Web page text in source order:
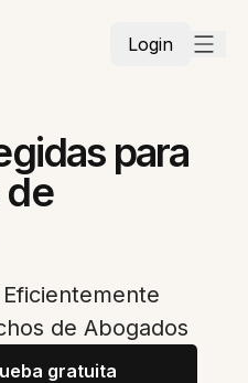
Login
para
de
de Abogados
gratuita